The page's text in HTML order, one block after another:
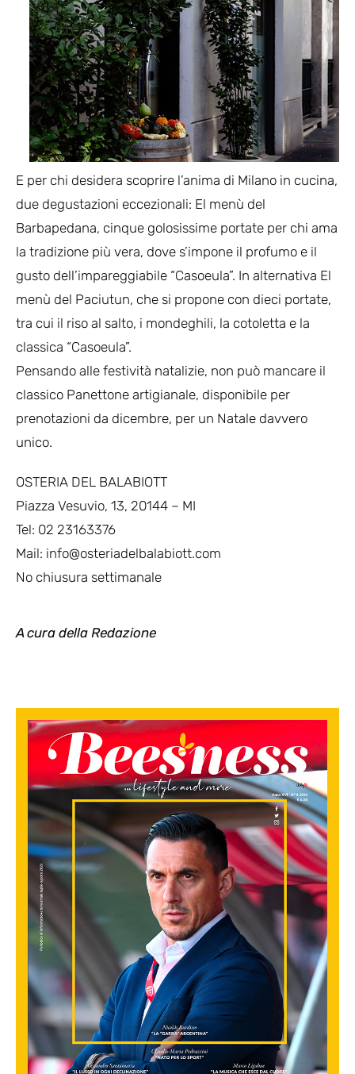
E per chi desidera scoprire l’anima di Milano in cucina,
due degustazioni eccezionali: El menù del
Barbapedana, cinque golosissime portate per chi ama
la tradizione più vera, dove s’impone il profumo e il
gusto dell’impareggiabile “Casoeula”. In alternativa El
menù del Paciutun, che si propone con dieci portate,
tra cui il riso al salto, i mondeghili, la cotoletta e la
classica “Casoeula”.
Pensando alle festività natalizie, non può mancare il
classico Panettone artigianale, disponibile per
prenotazioni da dicembre, per un Natale davvero
unico.
OSTERIA DEL BALABIOTT
Piazza Vesuvio, 13, 20144 – MI
Tel: 02 23163376
Mail: info@osteriadelbalabiott.com
No chiusura settimanale
A cura della Redazione